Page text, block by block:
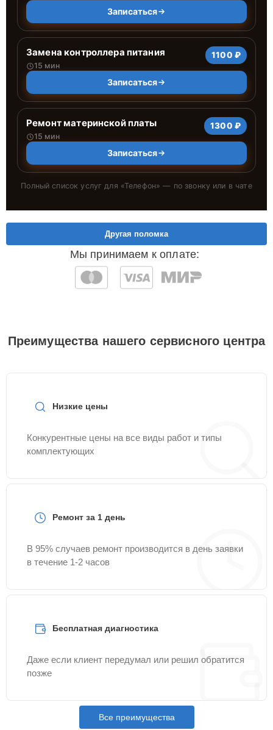
Записаться
Замена контроллера питания
15 мин
1100 ₽
Записаться
Ремонт материнской платы
15 мин
1300 ₽
Записаться
Полный список услуг для «Телефон» — по звонку или в чате
Мы принимаем к оплате:
Другая поломка
Преимущества нашего сервисного центра
Низкие цены
Конкурентные цены на все виды работ и типы
комплектующих
Ремонт за 1 день
В 95% случаев ремонт производится в день заявки
в течение 1-2 часов
Бесплатная диагностика
Даже если клиент передумал или решил обратится
позже
Все преимущества